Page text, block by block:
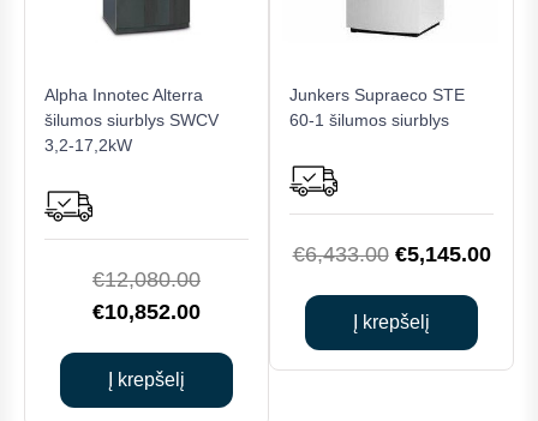
Alpha Innotec Alterra
šilumos siurblys SWCV
3,2-17,2kW
€12,080.00Original
price
€12,080.00.
€10,852.00Current
€10,852.00.
Į krepšelį
Junkers Supraeco STE
60-1 šilumos siurblys
€6,433.00 Original
was:
€6,433.00.
€5,145.00
Į krepšelį